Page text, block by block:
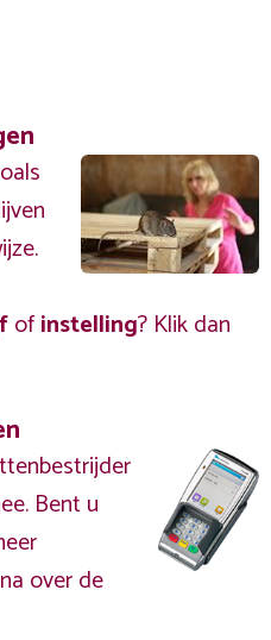
ofinstelling? Klik dan
Bent u
over de